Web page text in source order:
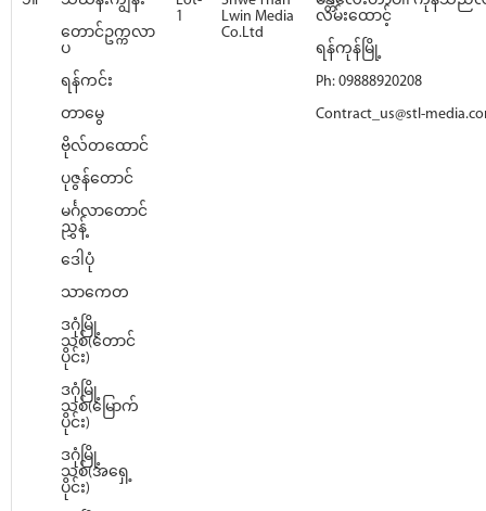
တောင်ဥက္ကလာ
ပ
ရန်ကင်း
တာမွေ
ဗိုလ်တထောင်
ပုဇွန်တောင်
မင်္ဂလာတောင်
ညွှန့်
ဒေါပုံ
သာကေတ
ဒဂုံမြို့
သစ်(တောင်
ပိုင်း)
ဒဂုံမြို့
သစ်(မြောက်
ပိုင်း)
ဒဂုံမြို့
သစ်(အရှေ့
ပိုင်း)
1
Lwin Media
Co.Ltd
လမ်းထောင့်
ရန်ကုန်မြို့
Ph: 09888920208
Contract_us@stl-